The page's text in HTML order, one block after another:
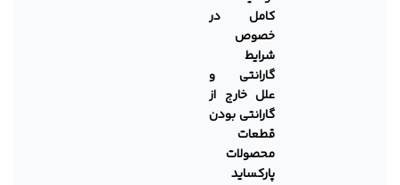
کامل در
خصوص
شرایط
گارانتی و
علل خارج از
گارانتی بودن
قطعات
محصولات
پارکساید